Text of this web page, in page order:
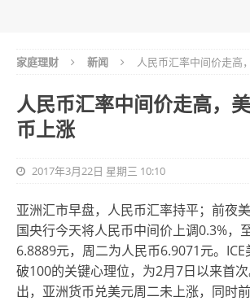
家庭理财 新闻 人民币汇率中间价走高
人民币汇率中间价走高，
币上涨
2017年3月22日 星期三 10:10
亚洲汇市早盘，人民币汇率持平；前夜
国央行今天将人民币中间价上调0.3%，
6.8889元，周二为人民币6.9071元。
破100的关键心理位，为2月7日以来首
出，亚洲货币兑美元周二未上涨，同时